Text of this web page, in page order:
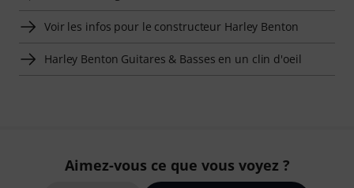
Voir les infos pour le constructeur Harley Benton
Harley Benton Guitares & Basses en un clin d'oeil
Aimez-vous ce que vous voyez ?